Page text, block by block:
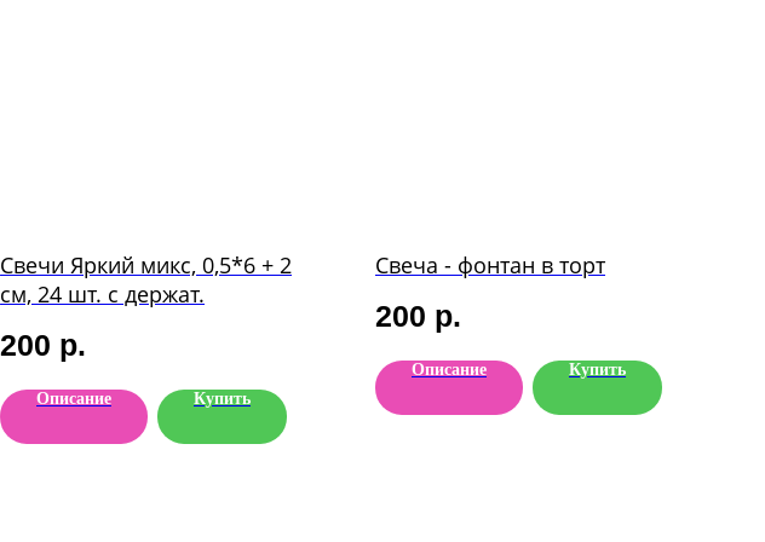
Свечи Яркий микс, 0,5*6 + 2
см, 24 шт. с держат.
200 р.
Описание Купить
Свеча - фонтан в торт
200 р.
Описание Купить